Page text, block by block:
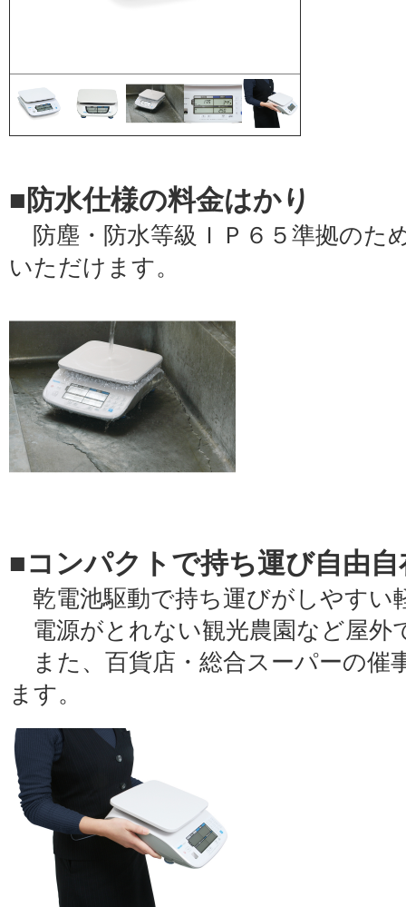
■防水仕様の料金はかり
防塵・防水等級ＩＰ６５準拠のた
いただけます。
■コンパクトで持ち運び自由自
乾電池駆動で持ち運びがしやすい
電源がとれない観光農園など屋外
また、百貨店・総合スーパーの催
ます。